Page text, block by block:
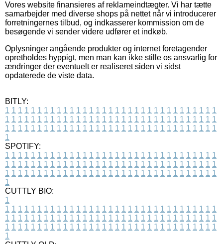
Vores website finansieres af reklameindtægter. Vi har tætte
samarbejder med diverse shops på nettet når vi introducerer
forretningernes tilbud, og indkasserer kommission om de
besøgende vi sender videre udfører et indkøb.
Oplysninger angående produkter og internet foretagender
opretholdes hyppigt, men man kan ikke stille os ansvarlig for
ændringer der eventuelt er realiseret siden vi sidst
opdaterede de viste data.
BITLY:
1 1 1 1 1 1 1 1 1 1 1 1 1 1 1 1 1 1 1 1 1 1 1 1 1 1 1 1 1 1 1 1 1
1 1 1 1 1 1 1 1 1 1 1 1 1 1 1 1 1 1 1 1 1 1 1 1 1 1 1 1 1 1 1 1 1
1 1 1 1 1 1 1 1 1 1 1 1 1 1 1 1 1 1 1 1 1 1 1 1 1 1 1 1 1 1 1 1 1
1
SPOTIFY:
1 1 1 1 1 1 1 1 1 1 1 1 1 1 1 1 1 1 1 1 1 1 1 1 1 1 1 1 1 1 1 1 1
1 1 1 1 1 1 1 1 1 1 1 1 1 1 1 1 1 1 1 1 1 1 1 1 1 1 1 1 1 1 1 1 1
1 1 1 1 1 1 1 1 1 1 1 1 1 1 1 1 1 1 1 1 1 1 1 1 1 1 1 1 1 1 1 1 1
1
CUTTLY BIO:
1
1 1 1 1 1 1 1 1 1 1 1 1 1 1 1 1 1 1 1 1 1 1 1 1 1 1 1 1 1 1 1 1 1
1 1 1 1 1 1 1 1 1 1 1 1 1 1 1 1 1 1 1 1 1 1 1 1 1 1 1 1 1 1 1 1 1
1 1 1 1 1 1 1 1 1 1 1 1 1 1 1 1 1 1 1 1 1 1 1 1 1 1 1 1 1 1 1 1 1
1